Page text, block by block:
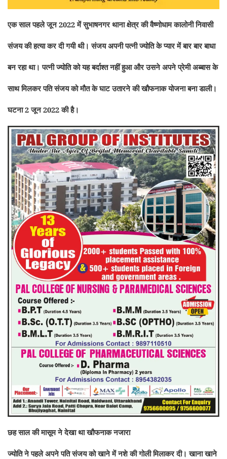
एक साल पहले जून 2022 में सुभाषनगर थाना क्षेत्र की वैष्णोधाम कालोनी निवासी
संजय की हत्या कर दी गयी थी। संजय अपनी पत्नी ज्योति के प्यार में बार बार बाधा
बन रहा था। पत्नी ज्योति को यह बर्दाश्त नहीं हुआ और उसने अपने प्रेमी अब्बास के
साथ मिलकर पति संजय को मौत के घाट उतारने की खौफनाक योजना बना डाली।
घटना 2 जून 2022 की है।
छह साल की मासूम ने देखा था खौफनाक नजारा
ज्योति ने पहले अपने पति संजय को खाने में नशे की गोली मिलाकर दी। खाना खाने